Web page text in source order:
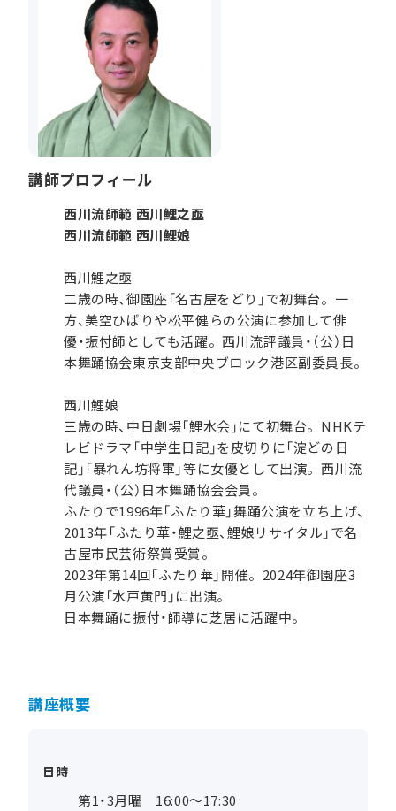
講師プロフィール
西川流師範 西川鯉之亟
西川流師範 西川鯉娘
西川鯉之亟
二歳の時、御園座「名古屋をどり」で初舞台。一
方、美空ひばりや松平健らの公演に参加して俳
優・振付師としても活躍。西川流評議員・（公）日
本舞踊協会東京支部中央ブロック港区副委員長。
西川鯉娘
三歳の時、中日劇場「鯉水会」にて初舞台。NHKテ
レビドラマ「中学生日記」を皮切りに「淀どの日
記」「暴れん坊将軍」等に女優として出演。西川流
代議員・（公）日本舞踊協会会員。
ふたりで1996年「ふたり華」舞踊公演を立ち上げ、
2013年「ふたり華・鯉之亟、鯉娘リサイタル」で名
古屋市民芸術祭賞受賞。
2023年第14回「ふたり華」開催。2024年御園座3
月公演「水戸黄門」に出演。
日本舞踊に振付・師導に芝居に活躍中。
講座概要
日時
第1・3月曜 16:00～17:30